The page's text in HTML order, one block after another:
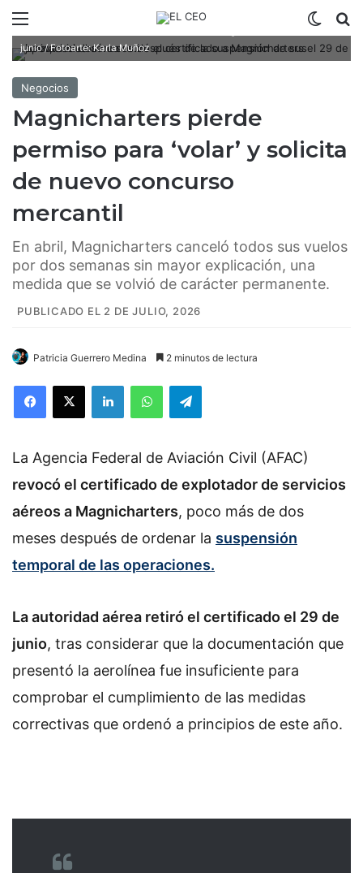
junio / Fotoarte: Karla Muñoz
Negocios
Magnicharters pierde
permiso para ‘volar’ y solicita
de nuevo concurso
mercantil
En abril, Magnicharters canceló todos sus vuelos
por dos semanas sin mayor explicación, una
medida que se volvió de carácter permanente.
PUBLICADO EL 2 DE JULIO, 2026
Patricia Guerrero Medina 2 minutos de lectura
La Agencia Federal de Aviación Civil (AFAC)
revocó el certificado de explotador de servicios
aéreos a Magnicharters, poco más de dos
meses después de ordenar la suspensión
temporal de las operaciones.
La autoridad aérea retiró el certificado el 29 de
junio, tras considerar que la documentación que
presentó la aerolínea fue insuficiente para
comprobar el cumplimiento de las medidas
correctivas que ordenó a principios de este año.